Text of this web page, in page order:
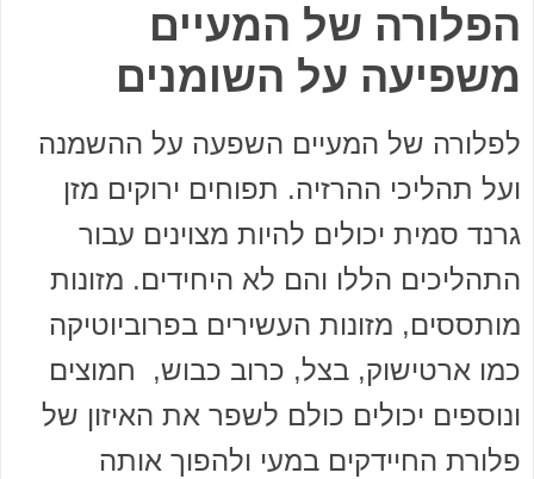
הפלורה של המעיים
משפיעה על השומנים
לפלורה של המעיים השפעה על ההשמנה
ועל תהליכי ההרזיה. תפוחים ירוקים מזן
גרנד סמית יכולים להיות מצוינים עבור
התהליכים הללו והם לא היחידים. מזונות
מותססים, מזונות העשירים בפרוביוטיקה
כמו ארטישוק, בצל, כרוב כבוש, חמוצים
ונוספים יכולים כולם לשפר את האיזון של
פלורת החיידקים במעי ולהפוך אותה